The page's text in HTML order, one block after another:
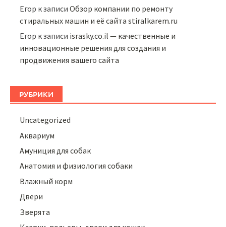
Егор к записиОбзор компании по ремонту
стиральных машин и её сайта stiralkarem.ru
Егор к записи israsky.co.il — качественные и
инновационные решения для создания и
продвижения вашего сайта
РУБРИКИ
Uncategorized
Аквариум
Амуниция для собак
Анатомия и физиология собаки
Влажный корм
Двери
Зверята